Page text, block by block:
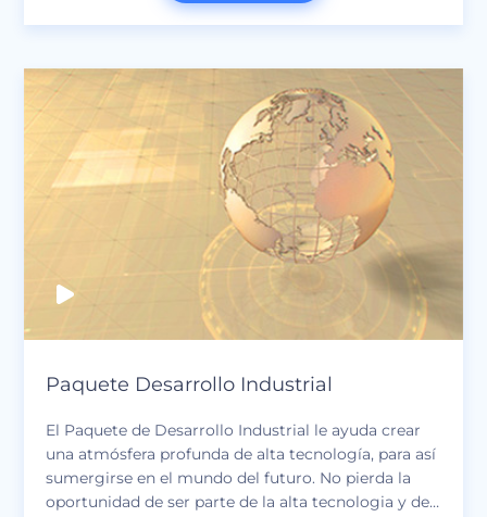
diapositivas simples o especiales y muchos más.
agregue la música y obtenga el mejor proyecto de
tipografía. ¡Es gratis como siempre!
Paquete Desarrollo Industrial
El Paquete de Desarrollo Industrial le ayuda crear
una atmósfera profunda de alta tecnología, para así
sumergirse en el mundo del futuro. No pierda la
oportunidad de ser parte de la alta tecnologia y de